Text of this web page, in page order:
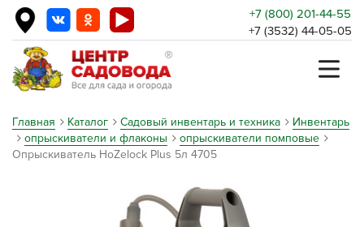
+7 (800) 201-44-55
+7 (3532) 44-05-05
Главная Каталог Садовый инвентарь и техника
Инвентарь
опрыскиватели и флаконы
опрыскиватели помповые
Опрыскиватель HoZelock Plus 5л 4705